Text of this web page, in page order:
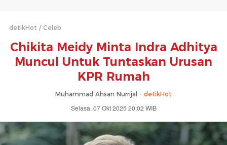
detikHot Celeb
Chikita Meidy Minta Indra Adhitya
Muncul Untuk Tuntaskan Urusan
KPR Rumah
Muhammad Ahsan Nurrijal - detikHot
Selasa, 07 Okt 2025 20:02 WIB